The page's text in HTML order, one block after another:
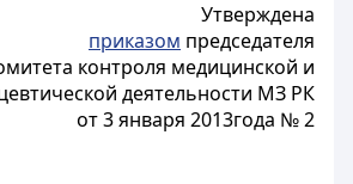
Утверждена
приказом председателя
контроля медицинской и
деятельности МЗ РК
от 3 января 2013года № 2